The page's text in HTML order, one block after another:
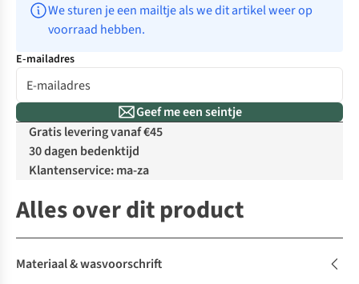
We sturen je een mailtje als we dit artikel weer op
voorraad hebben.
E-mailadres
Geef me een seintje
Gratis levering vanaf €45
30 dagen bedenktijd
Klantenservice: ma-za
Alles over dit product
Materiaal & wasvoorschrift